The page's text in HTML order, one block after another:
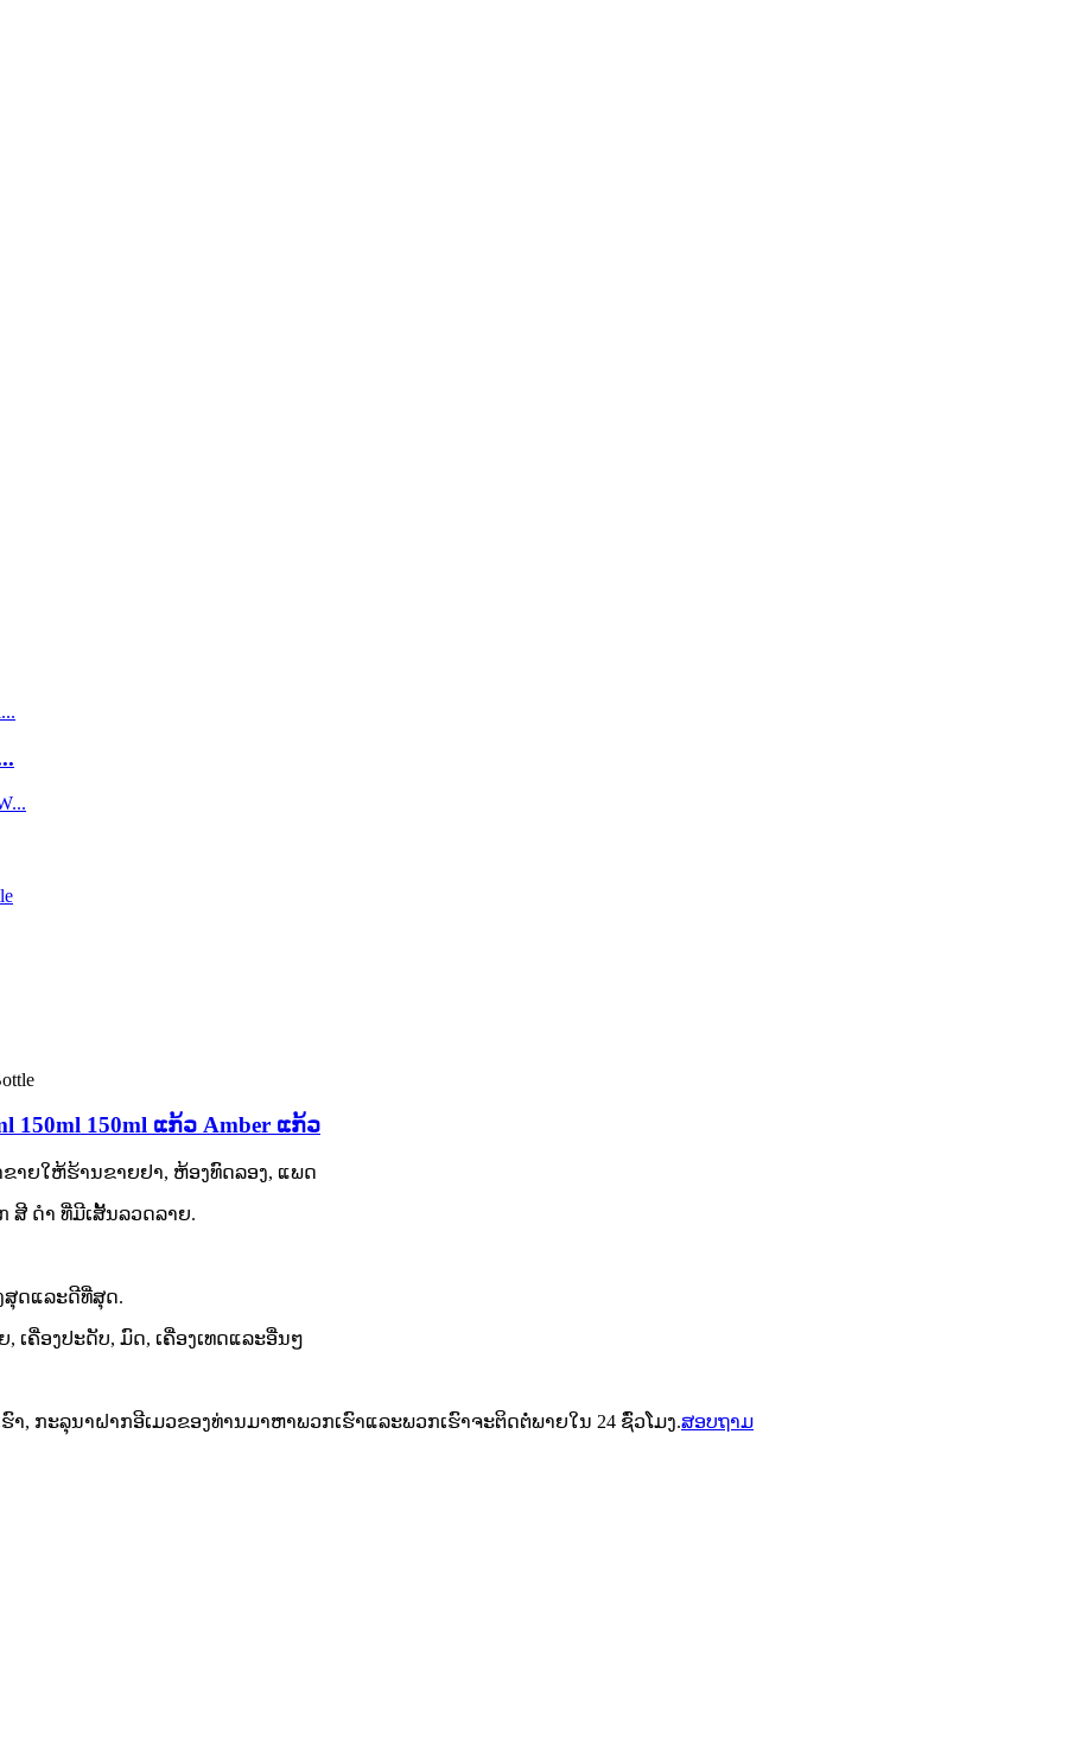
150ml 150ml ແກ້ວ Amber ແກ້ວ
າຍໃຫ້ຮ້ານຂາຍຢາ, ຫ້ອງທົດລອງ, ແພດ
ສີ ດຳ ທີ່ມີເສັ້ນລວດລາຍ.
ສຸດແລະດີທີ່ສຸດ.
ເຄື່ອງປະດັບ, ມົດ, ເຄື່ອງເທດແລະອື່ນໆ
, ກະລຸນາຝາກອີເມວຂອງທ່ານມາຫາພວກເຮົາແລະພວກເຮົາຈະຕິດຕໍ່ພາຍໃນ 24 ຊົ່ວໂມງ.ສອບຖາມ